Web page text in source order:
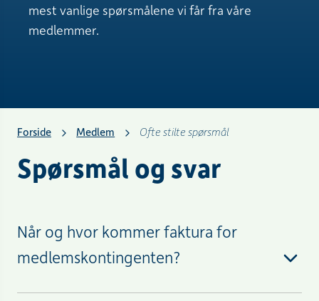
mest vanlige spørsmålene vi får fra våre
medlemmer.
Forside Medlem Ofte stilte spørsmål
Spørsmål og svar
Når og hvor kommer faktura for
medlemskontingenten?